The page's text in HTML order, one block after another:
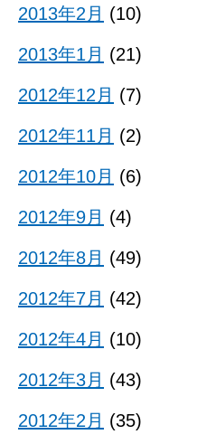
2013年2月 (10)
2013年1月 (21)
2012年12月 (7)
2012年11月 (2)
2012年10月 (6)
2012年9月 (4)
2012年8月 (49)
2012年7月 (42)
2012年4月 (10)
2012年3月 (43)
2012年2月 (35)